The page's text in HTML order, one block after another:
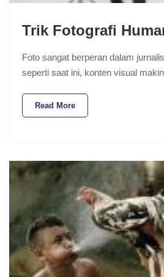
Trik Fotografi
Foto sangat berperan dalam
seperti saat ini, konten visual
Read More